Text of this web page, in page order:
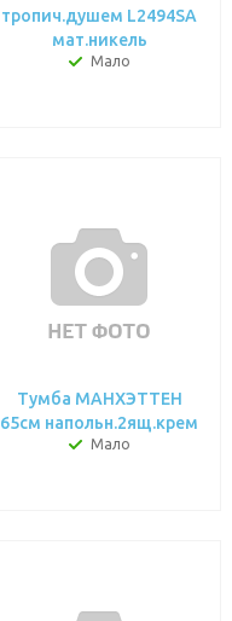
тропич.душем L2494SA
мат.никель
Мало
Тумба МАНХЭТТЕН
65см напольн.2ящ.крем
Мало